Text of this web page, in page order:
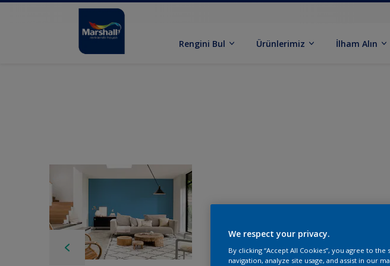
Rengini Bul Ürünlerimiz İlham Alın
We respect your privacy.
By clicking “Accept All Cookies”, you agree to
navigation, analyze site usage, and assist in our